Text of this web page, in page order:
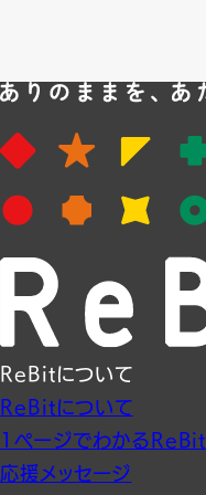
ReBitについて
ReBitについて
1ページでわかるReBit
応援メッセージ